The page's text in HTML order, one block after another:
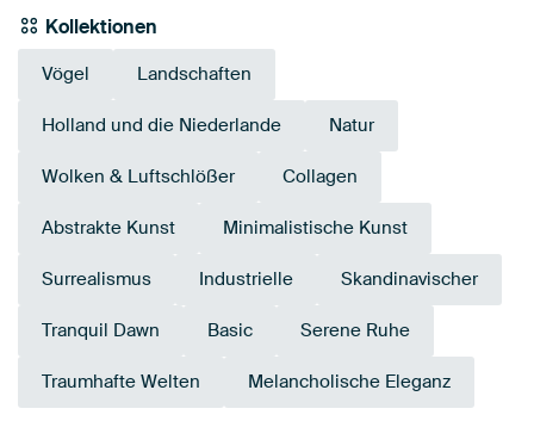
Kollektionen
Vögel Landschaften
Holland und die Niederlande Natur
Wolken & Luftschlößer Collagen
Abstrakte Kunst Minimalistische Kunst
Surrealismus Industrielle Skandinavischer
Tranquil Dawn Basic Serene Ruhe
Traumhafte Welten Melancholische Eleganz